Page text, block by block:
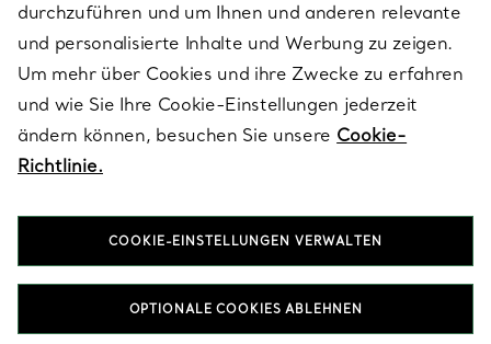
RECHTLICHE HINWEISE
FOLGEN SIE UNS
T&Co. 2026
durchzuführen und um Ihnen und anderen relevante
und personalisierte Inhalte und Werbung zu zeigen.
Um mehr über Cookies und ihre Zwecke zu erfahren
und wie Sie Ihre Cookie-Einstellungen jederzeit
ändern können, besuchen Sie unsere Cookie-
Richtlinie.
COOKIE-EINSTELLUNGEN VERWALTEN
OPTIONALE COOKIES ABLEHNEN